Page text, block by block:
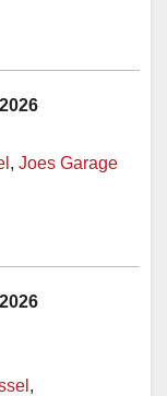
, Joes Garage
,